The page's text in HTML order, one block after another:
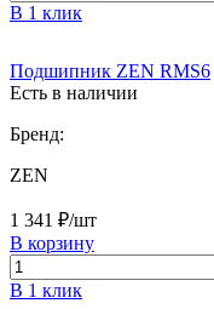
В 1 клик
Подшипник ZEN RMS6
Есть в наличии
Бренд:
ZEN
1 341 ₽/шт
В корзину
В 1 клик